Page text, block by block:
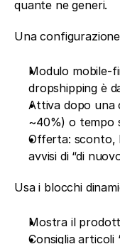
quante ne generi.
Una
Modulo mobile-
dropshipping è
Attiva dopo una
~40%) o tempo
Offerta: sconto,
avvisi di “di
Usa i blocchi
Mostra il
Consiglia articoli